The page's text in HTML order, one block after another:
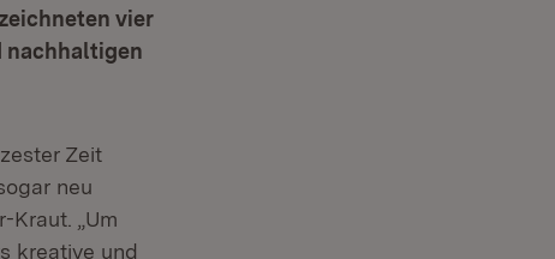
vier
nachhaltigen
Zeit
neu
„Um
kreative und